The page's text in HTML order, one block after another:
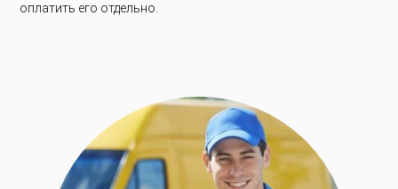
оплатить его отдельно.